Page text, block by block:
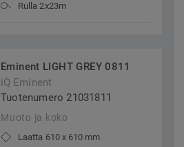
Rulla 2x23m
Eminent LIGHT GREY 0811
iQ Eminent
Tuotenumero 21031811
Muoto ja koko
Laatta 610 x 610 mm